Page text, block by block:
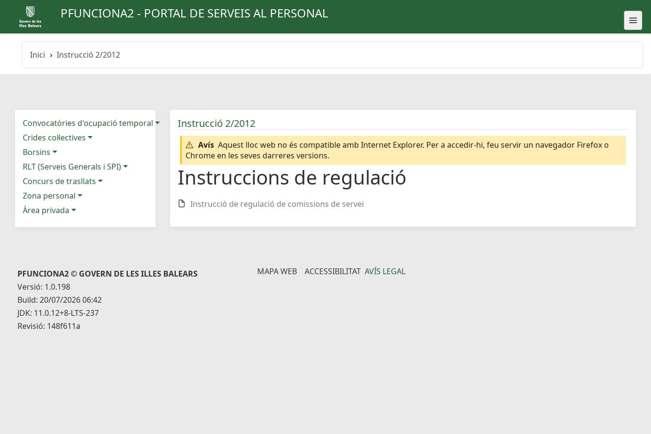
PFUNCIONA2 - PORTAL DE SERVEIS AL PERSONAL
Inici Instrucció 2/2012
Convocatòries d'ocupació temporal
Crides col·lectives
Borsins
RLT (Serveis Generals i SPI)
Concurs de trasllats
Zona personal
Àrea privada
Instrucció 2/2012
Avís Aquest lloc web no és compatible amb Internet Explorer. Per a accedir-hi, feu servir un navegador Firefox o
Chrome en les seves darreres versions.
Instruccions de regulació
Instrucció de regulació de comissions de servei
PFUNCIONA2 © GOVERN DE LES ILLES BALEARS
Versió: 1.0.198
Build: 20/07/2026 06:42
JDK: 11.0.12+8-LTS-237
Revisió: 148f611a
MAPA WEB ACCESSIBILITAT AVÍS LEGAL